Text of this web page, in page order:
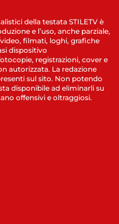
della testata STILETV è
e l’uso, anche parziale,
filmati, loghi, grafiche
dispositivo
registrazioni, cover e
autorizzata. La redazione
sul sito. Non potendo
disponibile ad eliminarli su
offensivi e oltraggiosi.